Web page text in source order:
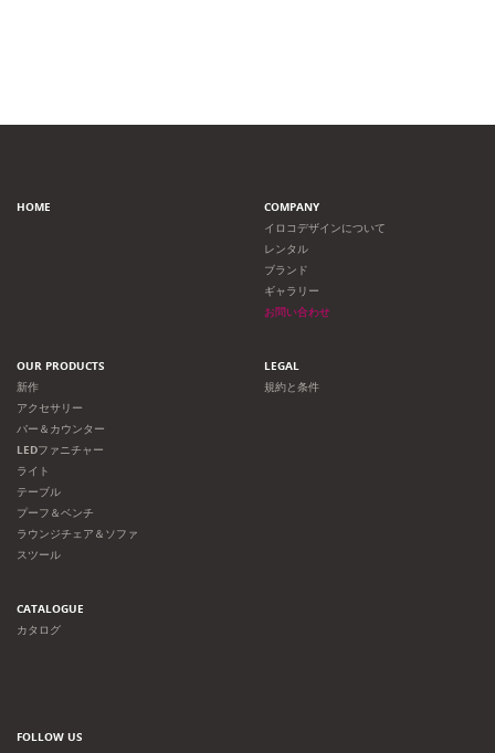
ゲ
シ
HOME
COMPANY
イロコデザインについて
レンタル
ブランド
ギャラリー
お問い合わせ
OUR PRODUCTS
新作
アクセサリー
バー＆カウンター
LEDファニチャー
ライト
テーブル
プーフ＆ベンチ
ラウンジチェア＆ソファ
スツール
LEGAL
規約と条件
CATALOGUE
カタログ
FOLLOW US